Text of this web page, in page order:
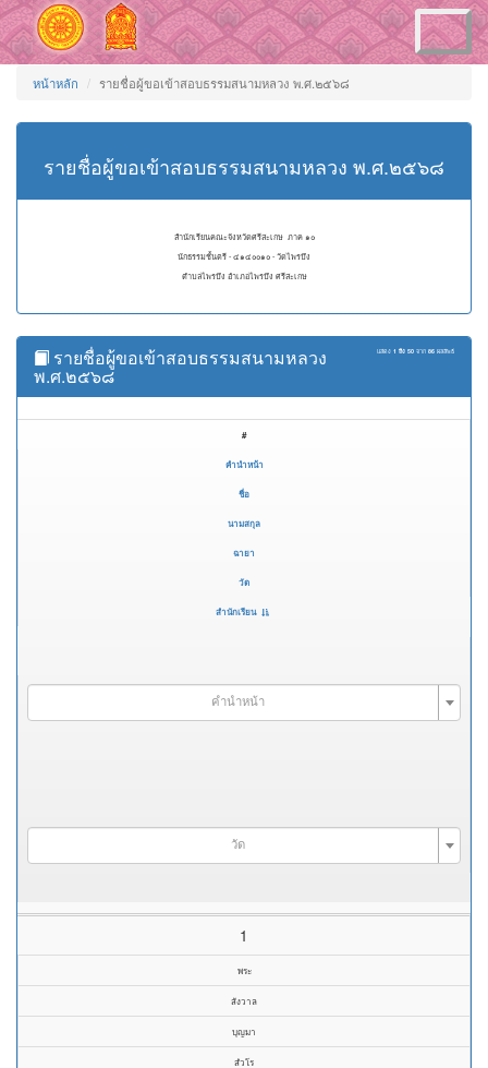
Toggle
navigation
หน้าหลัก รายชื่อผู้ขอเข้าสอบธรรมสนามหลวง พ.ศ.๒๕๖๘
รายชื่อผู้ขอเข้าสอบธรรมสนามหลวง พ.ศ.๒๕๖๘
สำนักเรียนคณะจังหวัดศรีสะเกษ ภาค ๑๐
นักธรรมชั้นตรี - ๔๑๔๐๐๑๐ - วัดไพรบึง
ตำบลไพรบึง อำเภอไพรบึง ศรีสะเกษ
แสดง 1 ถึง 50 จาก 86 ผลลัพธ์
รายชื่อผู้ขอเข้าสอบธรรมสนามหลวง
พ.ศ.๒๕๖๘
#
คำนำหน้า
ชื่อ
นามสกุล
ฉายา
วัด
สำนักเรียน
คำนำหน้า
วัด
1
พระ
สังวาล
บุญมา
สํวโร